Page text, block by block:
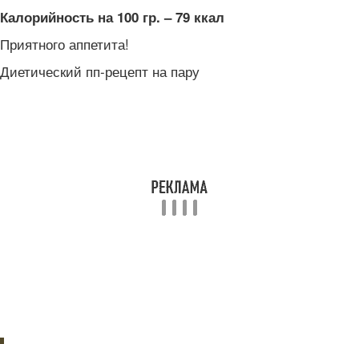
Калорийность на 100 гр. – 79 ккал
Приятного аппетита!
Диетический пп-рецепт на пару